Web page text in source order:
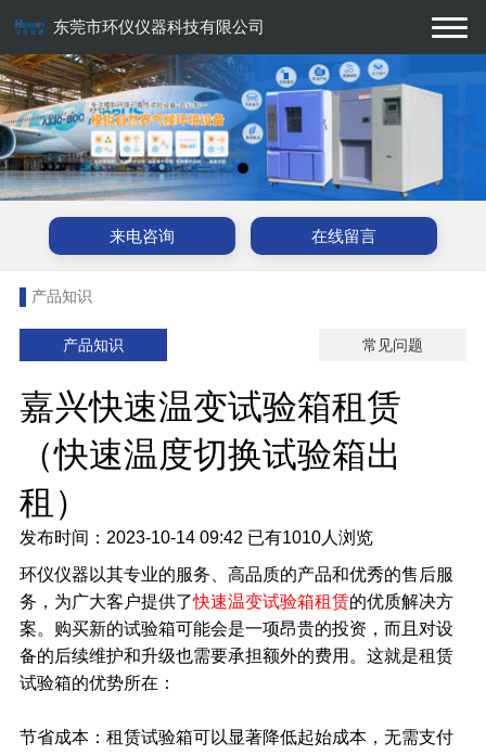
东莞市环仪仪器科技有限公司
来电咨询 在线留言
产品知识
产品知识 常见问题
嘉兴快速温变试验箱租赁
（快速温度切换试验箱出
租）
发布时间：2023-10-14 09:42 已有1010人浏览
环仪仪器以其专业的服务、高品质的产品和优秀的售后服
务，为广大客户提供了快速温变试验箱租赁的优质解决方
案。购买新的试验箱可能会是一项昂贵的投资，而且对设
备的后续维护和升级也需要承担额外的费用。这就是租赁
试验箱的优势所在：
节省成本：租赁试验箱可以显著降低起始成本，无需支付